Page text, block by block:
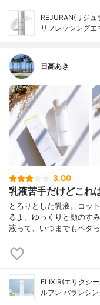
REJURAN(リジュ
リフレッシングエ
日高あき
3.00
乳液苦手だけどこれ
とろりとした乳液。コッ
るよ。ゆっくりと顔のす
液って、いつまでもペタ
ELIXIR(エリクシ
ルフレ バランシ